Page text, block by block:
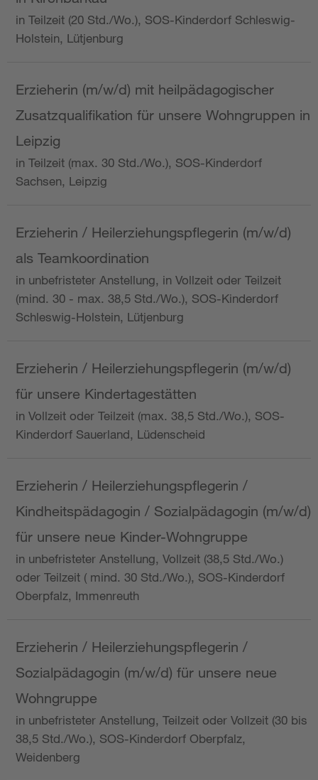
in Teilzeit (20 Std./Wo.), SOS-Kinderdorf Schleswig-
Holstein, Lütjenburg
Erzieherin (m/w/d) mit heilpädagogischer
Zusatzqualifikation für unsere Wohngruppen in
Leipzig
in Teilzeit (max. 30 Std./Wo.), SOS-Kinderdorf
Sachsen, Leipzig
Erzieherin / Heilerziehungspflegerin (m/w/d)
als Teamkoordination
in unbefristeter Anstellung, in Vollzeit oder Teilzeit
(mind. 30 - max. 38,5 Std./Wo.), SOS-Kinderdorf
Schleswig-Holstein, Lütjenburg
Erzieherin / Heilerziehungspflegerin (m/w/d)
für unsere Kindertagestätten
in Vollzeit oder Teilzeit (max. 38,5 Std./Wo.), SOS-
Kinderdorf Sauerland, Lüdenscheid
Erzieherin / Heilerziehungspflegerin /
Kindheitspädagogin / Sozialpädagogin (m/w/d)
für unsere neue Kinder-Wohngruppe
in unbefristeter Anstellung, Vollzeit (38,5 Std./Wo.)
oder Teilzeit ( mind. 30 Std./Wo.), SOS-Kinderdorf
Oberpfalz, Immenreuth
Erzieherin / Heilerziehungspflegerin /
Sozialpädagogin (m/w/d) für unsere neue
Wohngruppe
in unbefristeter Anstellung, Teilzeit oder Vollzeit (30 bis
38,5 Std./Wo.), SOS-Kinderdorf Oberpfalz,
Weidenberg